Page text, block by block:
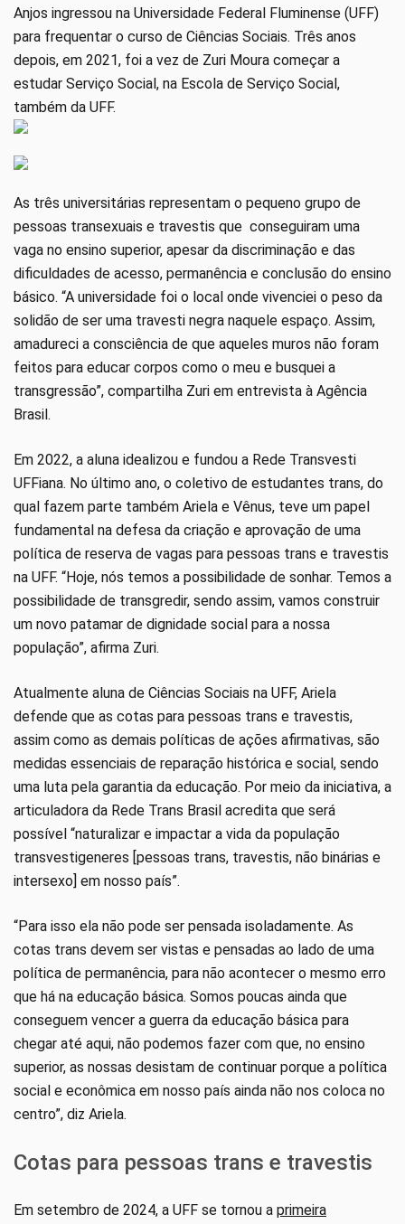
Anjos ingressou na Universidade Federal Fluminense (UFF)
para frequentar o curso de Ciências Sociais. Três anos
depois, em 2021, foi a vez de Zuri Moura começar a
estudar Serviço Social, na Escola de Serviço Social,
também da UFF.
As três universitárias representam o pequeno grupo de
pessoas transexuais e travestis que conseguiram uma
vaga no ensino superior, apesar da discriminação e das
dificuldades de acesso, permanência e conclusão do ensino
básico. “A universidade foi o local onde vivenciei o peso da
solidão de ser uma travesti negra naquele espaço. Assim,
amadureci a consciência de que aqueles muros não foram
feitos para educar corpos como o meu e busquei a
transgressão”, compartilha Zuri em entrevista à Agência
Brasil.
Em 2022, a aluna idealizou e fundou a Rede Transvesti
UFFiana. No último ano, o coletivo de estudantes trans, do
qual fazem parte também Ariela e Vênus, teve um papel
fundamental na defesa da criação e aprovação de uma
política de reserva de vagas para pessoas trans e travestis
na UFF. “Hoje, nós temos a possibilidade de sonhar. Temos a
possibilidade de transgredir, sendo assim, vamos construir
um novo patamar de dignidade social para a nossa
população”, afirma Zuri.
Atualmente aluna de Ciências Sociais na UFF, Ariela
defende que as cotas para pessoas trans e travestis,
assim como as demais políticas de ações afirmativas, são
medidas essenciais de reparação histórica e social, sendo
uma luta pela garantia da educação. Por meio da iniciativa, a
articuladora da Rede Trans Brasil acredita que será
possível “naturalizar e impactar a vida da população
transvestigeneres [pessoas trans, travestis, não binárias e
intersexo] em nosso país”.
“Para isso ela não pode ser pensada isoladamente. As
cotas trans devem ser vistas e pensadas ao lado de uma
política de permanência, para não acontecer o mesmo erro
que há na educação básica. Somos poucas ainda que
conseguem vencer a guerra da educação básica para
chegar até aqui, não podemos fazer com que, no ensino
superior, as nossas desistam de continuar porque a política
social e econômica em nosso país ainda não nos coloca no
centro”, diz Ariela.
Cotas para pessoas trans e travestis
Em setembro de 2024, a UFF se tornou a primeira